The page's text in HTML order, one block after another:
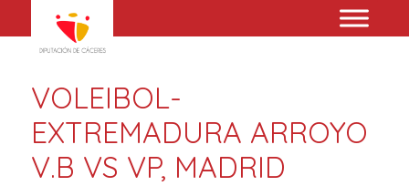
VOLEIBOL-
EXTREMADURA ARROYO
V.B VS VP, MADRID